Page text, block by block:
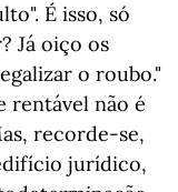
É isso, só
Já oiço os
o roubo."
rentável não é
recorde-se,
jurídico,